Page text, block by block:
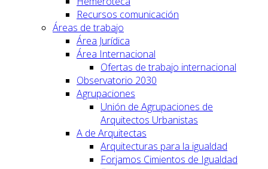
Recursos comunicación
Áreas de trabajo
Área Jurídica
Área Internacional
Ofertas de trabajo internacional
Observatorio 2030
Agrupaciones
Unión de Agrupaciones de
Arquitectos Urbanistas
A de Arquitectas
Arquitecturas para la igualdad
Forjamos Cimientos de Igualdad